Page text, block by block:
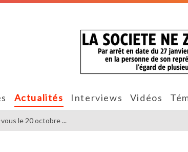
Actualités Interviews Vidéos
le 20 octobre ...